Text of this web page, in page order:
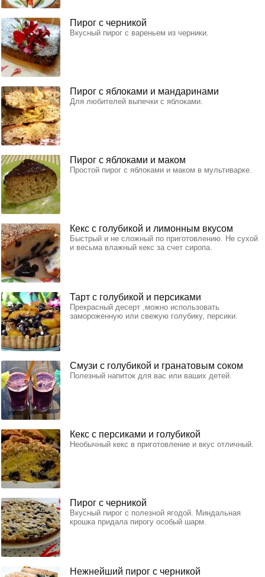
Пирог с черникой
Вкусный пирог с вареньем из черники.
Пирог с яблоками и мандаринами
Для любителей выпечки с яблоками.
Пирог с яблоками и маком
Простой пирог с яблоками и маком в мультиварке.
Кекс с голубикой и лимонным вкусом
Быстрый и не сложный по приготовлению. Не сухой
и весьма влажный кекс за счет сиропа.
Тарт с голубикой и персиками
Прекрасный десерт ,можно использовать
замороженную или свежую голубику, персики.
Смузи с голубикой и гранатовым соком
Полезный напиток для вас или ваших детей.
Кекс с персиками и голубикой
Необычный кекс в приготовление и вкус отличный.
Пирог с черникой
Вкусный пирог с полезной ягодой. Миндальная
крошка придала пирогу особый шарм.
Нежнейший пирог с черникой